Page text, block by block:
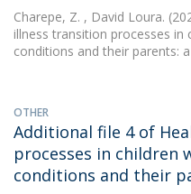
Charepe, Z. , David Loura.
illness transition processes
conditions and their parents:
OTHER
Additional file 4 of
processes in children
conditions and their